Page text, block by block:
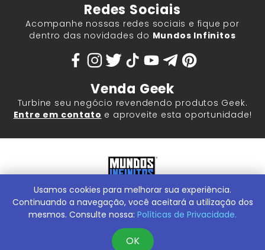
Redes Sociais
Acompanhe nossas redes sociais e fique por
dentro das novidades do Mundos Infinitos
Venda Geek
Turbine seu negócio revendendo produtos Geek.
Entre em contato e aproveite esta oportunidade!
Mundos Infinitos - Publicações e Geek Store |ContentStuff
Publicações e Assinaturas Ltda. CNPJ - 05.859.917/0001-60.
Conheça nossa Loja Física:Rua Machado Bitencourt, 291 -
Usamos cookies para melhorar sua experiência.
Continuando a navegação, você aceitará a utilização dos
mesmos. Consulte nossa: Políticas de Privacidade.
OK